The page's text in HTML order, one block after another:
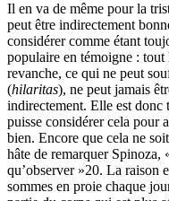
Il en va de même pour la
peut être indirectement
considérer comme étant
populaire en témoigne :
revanche, ce qui ne peut
(hilaritas), ne peut jamais
indirectement. Elle est donc
puisse considérer cela pour
bien. Encore que cela ne
hâte de remarquer Spinoza,
qu’observer »20. La raison
sommes en proie chaque